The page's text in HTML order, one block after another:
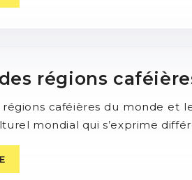
régions
régions caféières du monde et
mondial qui s’exprime